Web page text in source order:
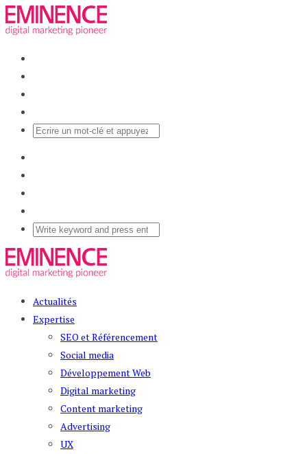
Actualités
Expertise
SEO et Référencement
Social media
Développement Web
Digital marketing
Content marketing
Advertising
UX